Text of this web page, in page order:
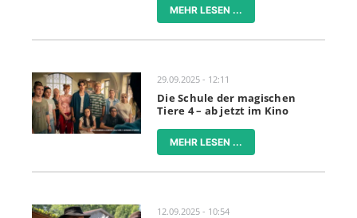
MEHR LESEN ...
29.09.2025 - 12:11
Die Schule der magischen
Tiere 4 – ab jetzt im Kino
MEHR LESEN ...
12.09.2025 - 10:54